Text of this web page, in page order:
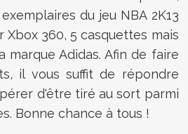
du jeu NBA 2K13
Xbox 360, 5 casquettes mais
marque Adidas. Afin de faire
il vous suffit de répondre
d'être tiré au sort parmi
Bonne chance à tous !